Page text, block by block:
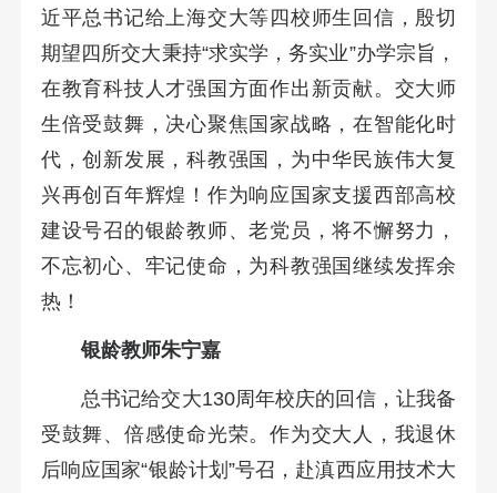
近平总书记给上海交大等四校师生回信，殷切
期望四所交大秉持“求实学，务实业”办学宗旨，
在教育科技人才强国方面作出新贡献。交大师
生倍受鼓舞，决心聚焦国家战略，在智能化时
代，创新发展，科教强国，为中华民族伟大复
兴再创百年辉煌！作为响应国家支援西部高校
建设号召的银龄教师、老党员，将不懈努力，
不忘初心、牢记使命，为科教强国继续发挥余
热！
银龄教师朱宁嘉
总书记给交大130周年校庆的回信，让我备
受鼓舞、倍感使命光荣。作为交大人，我退休
后响应国家“银龄计划”号召，赴滇西应用技术大